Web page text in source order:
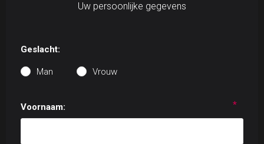
Uw persoonlijke gegevens
Geslacht:
Man Vrouw
Voornaam: *